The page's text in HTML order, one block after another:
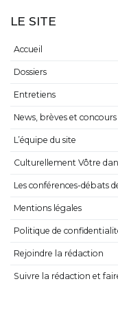
LE SITE
Accueil
Dossiers
Entretiens
News, brèves et concours
L’équipe du site
Culturellement Vôtre
Les conférences-débats
Mentions légales
Politique de
Rejoindre la rédaction
Suivre la rédaction et